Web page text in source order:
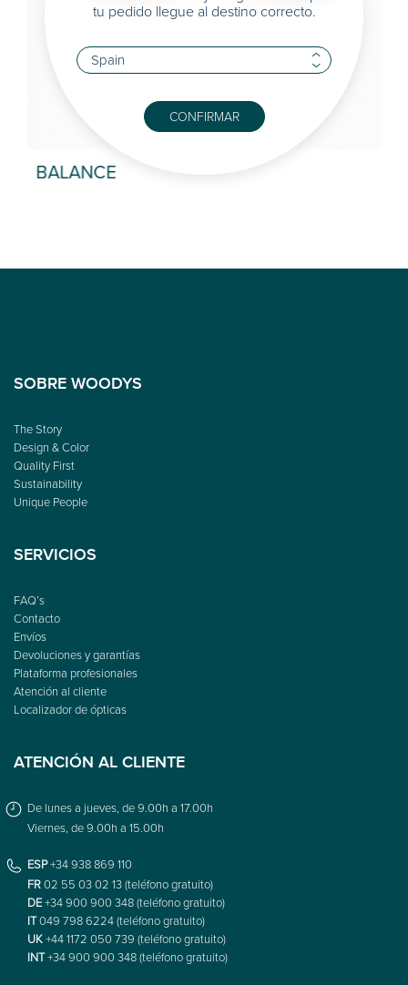
BALANCE
SOBRE WOODYS
The Story
Design & Color
Quality First
Sustainability
Unique People
SERVICIOS
FAQ’s
Contacto
Envíos
Devoluciones y garantías
Plataforma profesionales
Atención al cliente
Localizador de ópticas
ATENCIÓN AL CLIENTE
De lunes a jueves, de 9.00h a 17.00h
Viernes, de 9.00h a 15.00h
ESP+34 938 869 110
FR02 55 03 02 13 (teléfono gratuito)
DE+34 900 900 348 (teléfono gratuito)
IT049 798 6224 (teléfono gratuito)
UK+44 1172 050 739 (teléfono gratuito)
INT+34 900 900 348 (teléfono gratuito)
tu pedido llegue al destino correcto.
CONFIRMAR